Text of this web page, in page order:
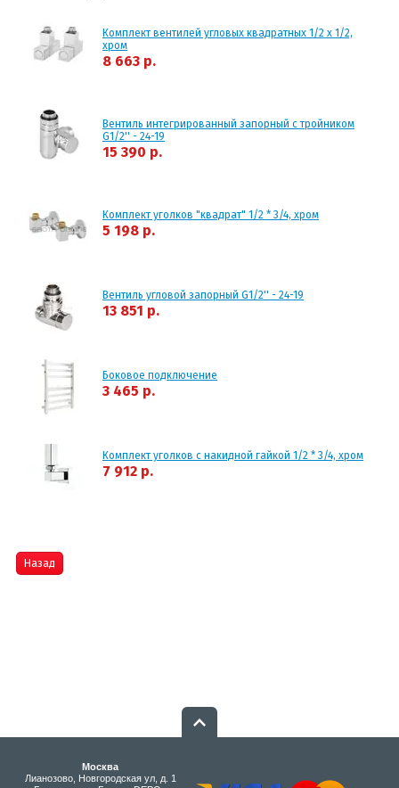
Комплект вентилей угловых квадратных 1/2 х 1/2,
хром
8 663 р.
Вентиль интегрированный запорный с тройником
G1/2'' - 24-19
15 390 р.
Комплект уголков "квадрат" 1/2 * 3/4, хром
5 198 р.
Вентиль угловой запорный G1/2'' - 24-19
13 851 р.
Боковое подключение
3 465 р.
Комплект уголков с накидной гайкой 1/2 * 3/4, хром
7 912 р.
Назад
Москва
Лианозово, Новгородская ул, д. 1